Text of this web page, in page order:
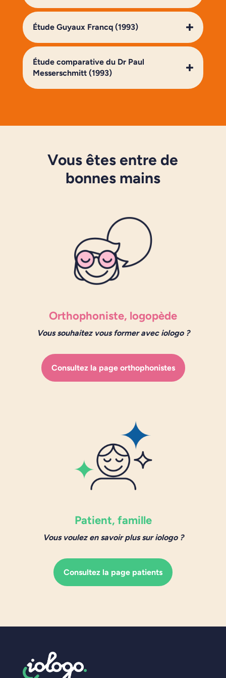
Étude Guyaux Francq (1993)
Étude comparative du Dr Paul
Messerschmitt (1993)
Vous êtes entre de
bonnes mains
Orthophoniste, logopède
Vous souhaitez vous former avec iologo ?
Consultez la page orthophonistes
Patient, famille
Vous voulez en savoir plus sur iologo ?
Consultez la page patients